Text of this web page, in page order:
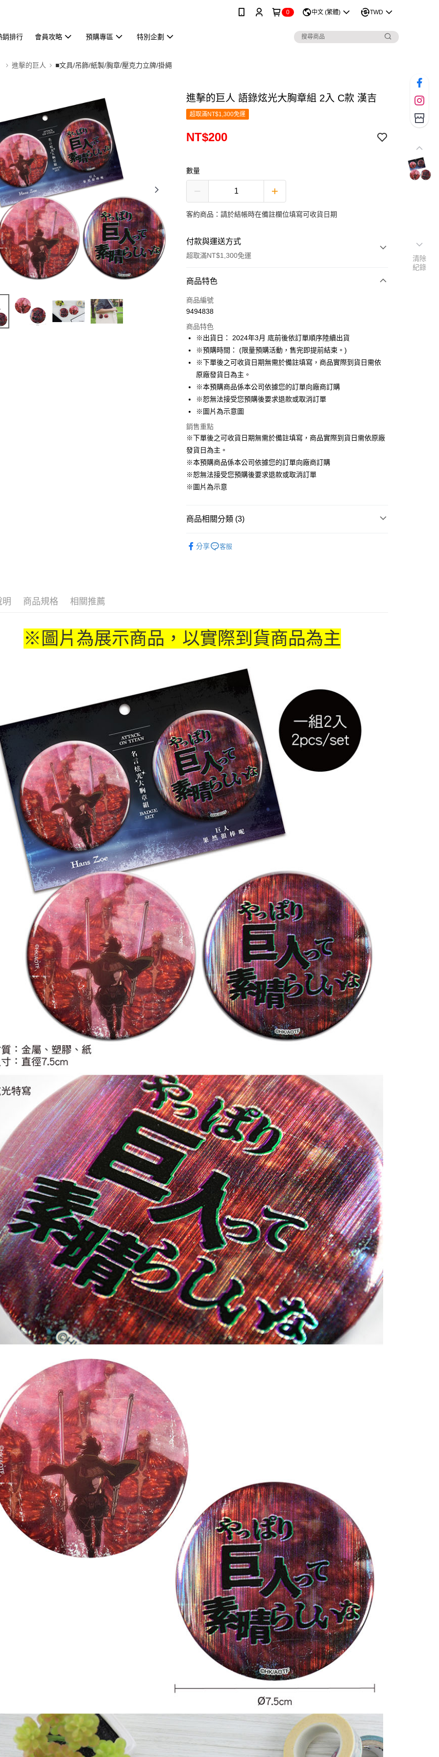
0 中文 (繁體) TWD
銷排行 會員攻略 預購專區 特別企劃
進擊的巨人 ■文具/吊飾/紙製/胸章/壓克力立牌/掛繩
進擊的巨人 語錄炫光大胸章組 2入 C款 漢吉
超取滿NT$1,300免運
NT$200
數量
客約商品：請於結帳時在備註欄位填寫可收貨日期
付款與運送方式
超取滿NT$1,300免運
付款方式
信用卡一次付款
LINE Pay
Apple Pay
悠遊付
Google Pay
ATM付款
貨到付款
運送方式
全家取貨付款
每筆NT$65，滿NT$1,300(含以上)免運費
每筆NT$65，滿NT$1,300(含以上)免運費
每筆NT$9,999
宅配-木棉花樂園專用
每筆NT$100，滿NT$1,300(含以上)免運費
每筆NT$220
黑貓宅配-貨到付款
每筆NT$150
商品特色
商品編號
9494838
商品特色
※出貨日： 2024年3月 底前後依訂單順序陸續出貨
※預購時間： (限量預購活動，售完即提前結束。)
※下單後之可收貨日期無需於備註填寫，商品實際到貨日需依
原廠發貨日為主。
※本預購商品係本公司依據您的訂單向廠商訂購
※恕無法接受您預購後要求退款或取消訂單
※圖片為示意圖
銷售重點
※下單後之可收貨日期無需於備註填寫，商品實際到貨日需依原廠
發貨日為主。
※本預購商品係本公司依據您的訂單向廠商訂購
※恕無法接受您預購後要求退款或取消訂單
※圖片為示意
商品相關分類 (3)
人
■文具/吊飾/紙製/胸章/壓克力立牌/掛繩
分享 客服
明 商品規格 相關推薦
※圖片為展示商品，以實際到貨商品為主
清除
紀錄